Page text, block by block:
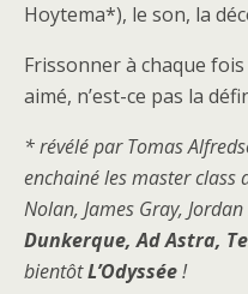
Hoytema*), le son, la
Frissonner à chaque fois
aimé, n’est-ce pas la
* révélé par Tomas
enchainé les master class
Nolan, James Gray, Jordan
Dunkerque, Ad Astra,
bientôtL’Odyssée!